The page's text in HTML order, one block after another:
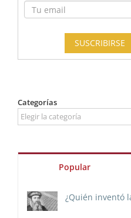
Categorías
Categorías
Popular
¿Quién inventó